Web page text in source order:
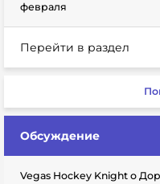
февраля
Перейти в раздел
Обсуждение
Vegas Hockey Knight о